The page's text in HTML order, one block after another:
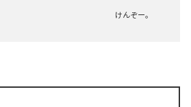
けんぞー。